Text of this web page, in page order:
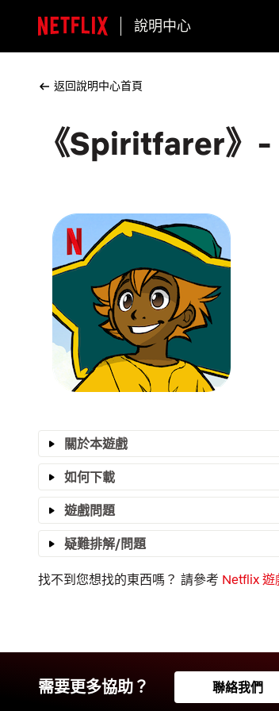
說明中心
返回說明中心首頁
《Spiritfarer》
關於本遊戲
如何下載
遊戲問題
疑難排解/問題
找不到您想找的東西嗎？ 請參考 Netflix 遊
需要更多協助？ 聯絡我們